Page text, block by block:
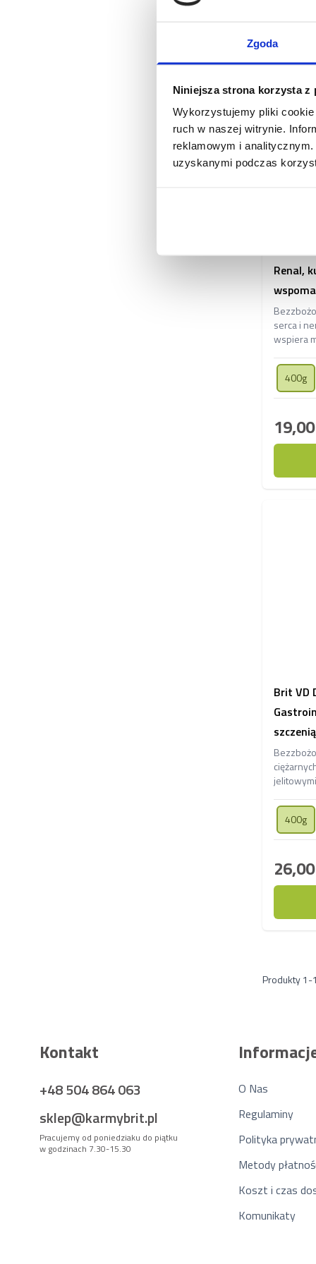
Zgoda
Niniejsza strona korzysta z
Wykorzystujemy pliki
ruch w naszej witrynie.
reklamowym i
uzyskanymi podczas
Renal,
serca i
wspiera
działa
400g
Brit VD
do
400g
Produkty1-
Kontakt
+48 504 864 063
sklep@karmybrit.pl
Pracujemy od poniedziaku do piątku
w godzinach 7.30-15.30
O Nas
Regulaminy
Polityka
Metody
Koszt i czas
Komunikaty